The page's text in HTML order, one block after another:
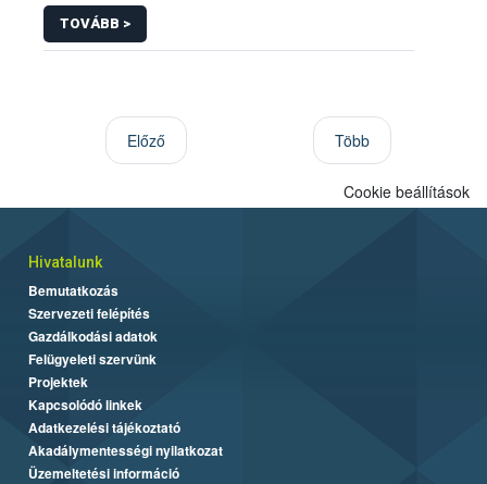
TOVÁBB >
Előző Több
Cookie beállítások
Hivatalunk
Bemutatkozás
Szervezeti felépítés
Gazdálkodási adatok
Felügyeleti szervünk
Projektek
Kapcsolódó linkek
Adatkezelési tájékoztató
Akadálymentességi nyilatkozat
Üzemeltetési információ